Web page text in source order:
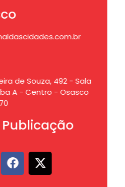
de Souza, 492 - Sala
A - Centro - Osasco